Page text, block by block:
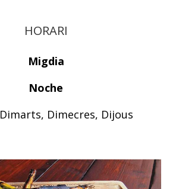
HORARI
Migdia
Noche
Dimecres, Dijous